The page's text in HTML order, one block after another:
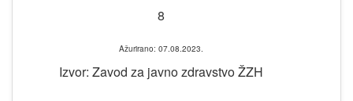
8
Ažurirano: 07.08.2023.
Izvor: Zavod za javno zdravstvo ŽZH